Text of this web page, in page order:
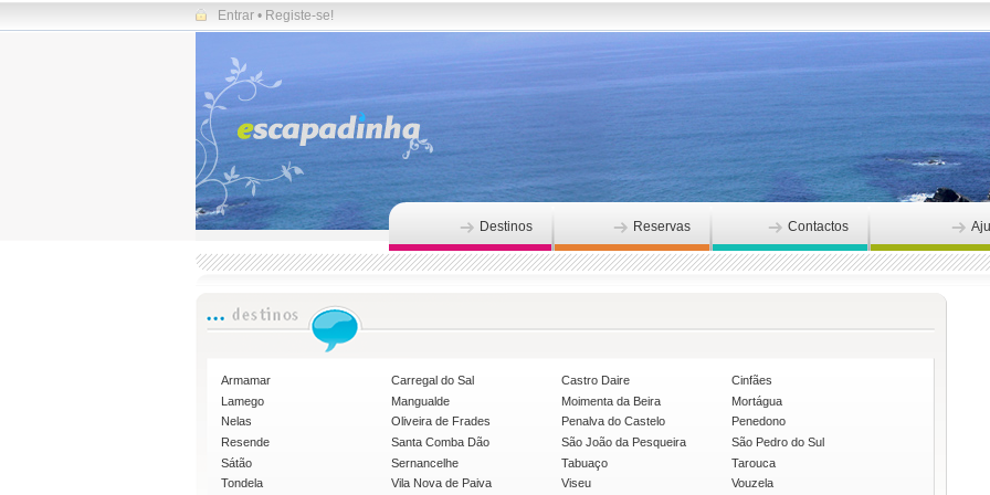
Entrar • Registe-se!
Destinos Reservas Contactos
Armamar Carregal do Sal Castro Daire
Cinfães
Lamego
Mangualde Moimenta da Beira
Mortágua
Nelas
Oliveira de Frades Penalva do Castelo
Penedono
Resende
Santa Comba Dão São João da Pesqueira
São Pedro do Sul
Sátão
Sernancelhe Tabuaço
Tarouca
Tondela
Vila Nova de Paiva Viseu Vouzela